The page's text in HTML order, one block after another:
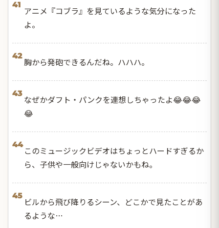
41
アニメ『コブラ』を見ているような気分になった
よ。
42
胸から発砲できるんだね。ハハハ。
43
なぜかダフト・パンクを連想しちゃったよ😂😂😂
😂
44
このミュージックビデオはちょっとハードすぎるか
ら、子供や一般向けじゃないかもね。
45
ビルから飛び降りるシーン、どこかで見たことがあ
るような…